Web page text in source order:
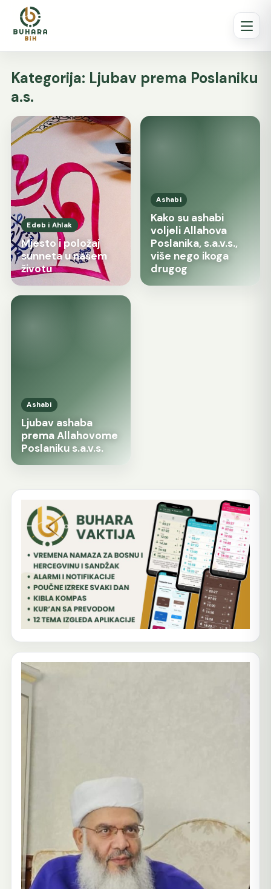
Kategorija: Ljubav prema Poslaniku
a.s.
Edeb i Ahlak
Mjesto i položaj
sunneta u našem
životu
Ashabi
Kako su ashabi
voljeli Allahova
Poslanika, s.a.v.s.,
više nego ikoga
drugog
Ashabi
Ljubav ashaba
prema Allahovome
Poslaniku s.a.v.s.